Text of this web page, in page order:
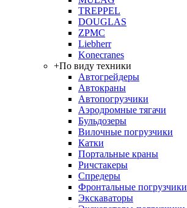
TREPPEL
DOUGLAS
ZPMC
Liebherr
Konecranes
+По виду техники
Автогрейдеры
Автокраны
Автопогрузчики
Аэродромные тягачи
Бульдозеры
Вилочные погрузчики
Катки
Портальные краны
Ричстакеры
Спредеры
Фронтальные погрузчики
Экскаваторы